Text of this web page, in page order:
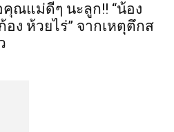
ณแม่ดีๆ นะลูก!! “น้อง
ง ห้วยไร่” จากเหตุตึกส